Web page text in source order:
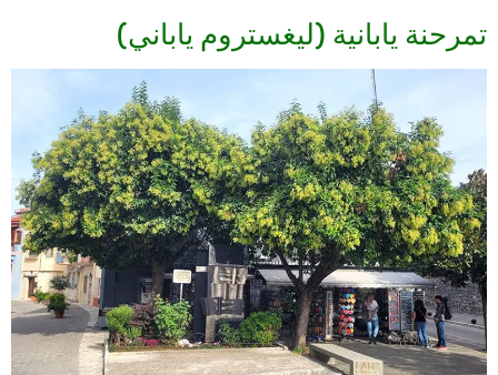
تمرحنة يابانية (ليغستروم ياباني)